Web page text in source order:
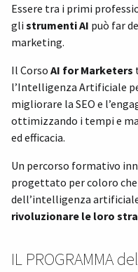
Essere tra i primi
gli strumenti AI può far
marketing.
Il Corso AI for Marketers
l’Intelligenza Artificiale
migliorare la SEO e
ottimizzando i tempi e
ed efficacia.
Un percorso formativo
progettato per coloro
dell’intelligenza
rivoluzionare le loro
IL PROGRAMMA